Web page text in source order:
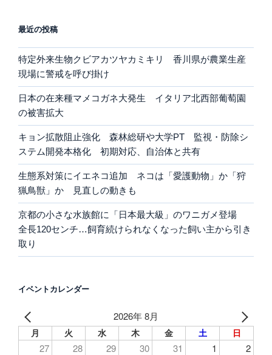
最近の投稿
特定外来生物クビアカツヤカミキリ 香川県が農業生産
現場に警戒を呼び掛け
日本の在来種マメコガネ大発生 イタリア北西部葡萄園
の被害拡大
キョン拡散阻止強化 森林総研や大学PT 監視・防除シ
ステム開発本格化 初期対応、自治体と共有
生態系対策にイエネコ追加 ネコは「愛護動物」か「狩
猟鳥獣」か 見直しの動きも
京都の小さな水族館に「日本最大級」のワニガメ登場
全長120センチ…飼育続けられなくなった飼い主から引き
取り
イベントカレンダー
2026年 8月
月 火 水 木 金 土 日
27 28 29 30 31 1 2